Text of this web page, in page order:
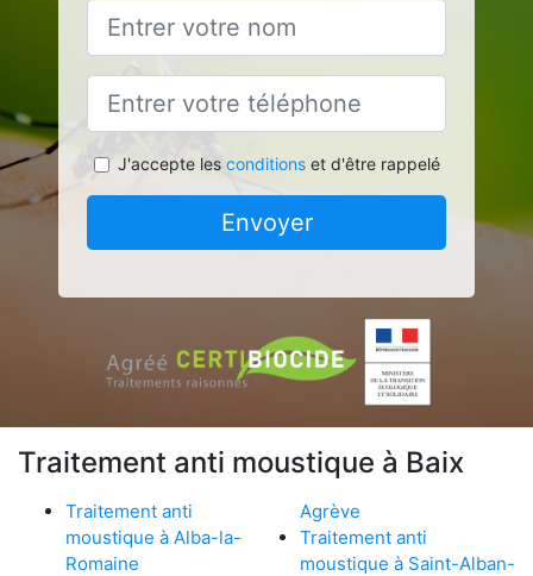
J'accepte les conditionset d'être rappelé
Envoyer
Traitement anti moustique à Baix
Traitement anti
moustique à Alba-la-
Romaine
Agrève
Traitement anti
moustique à Saint-Alban-